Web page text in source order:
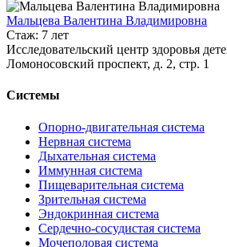
Мальцева Валентина Владимировна
Стаж: 7 лет
Исследовательский центр здоровья
Ломоносовский проспект, д. 2, стр. 1
Системы
Опорно-двигательная система
Нервная система
Дыхательная система
Иммунная система
Пищеварительная система
Зрительная система
Эндокринная система
Сердечно-сосудистая система
Мочеполовая система